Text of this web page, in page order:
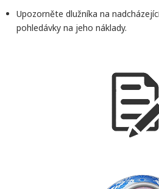
Upozorněte dlužníka na
pohledávky na jeho náklady.